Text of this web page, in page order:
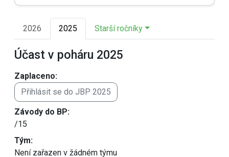
2026 2025 Starší ročníky
Účast v poháru 2025
Zaplaceno:
Přihlásit se do JBP 2025
Závody do BP:
/15
Tým:
Není zařazen v žádném týmu